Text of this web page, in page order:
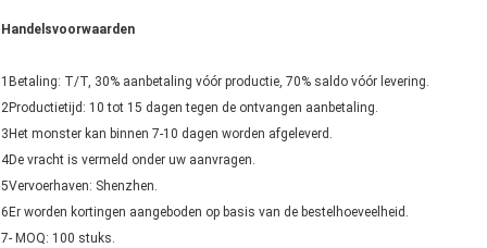
Handelsvoorwaarden
1Betaling: T/T, 30% aanbetaling vóór productie, 70% saldo vóór levering.
2Productietijd: 10 tot 15 dagen tegen de ontvangen aanbetaling.
3Het monster kan binnen 7-10 dagen worden afgeleverd.
4De vracht is vermeld onder uw aanvragen.
5Vervoerhaven: Shenzhen.
6Er worden kortingen aangeboden op basis van de bestelhoeveelheid.
7- MOQ: 100 stuks.